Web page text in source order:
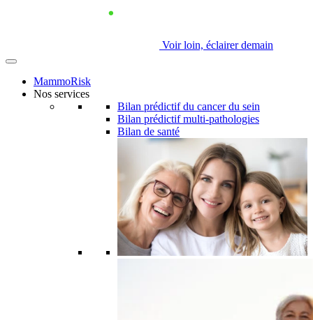
Voir loin, éclairer demain
MammoRisk
Nos services
Bilan prédictif du cancer du sein
Bilan prédictif multi-pathologies
Bilan de santé